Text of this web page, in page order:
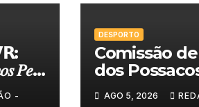
𝑃𝑒𝑙𝑎
-
DESPORTO
Comissão
dos
felicita
AGO 5, 2026